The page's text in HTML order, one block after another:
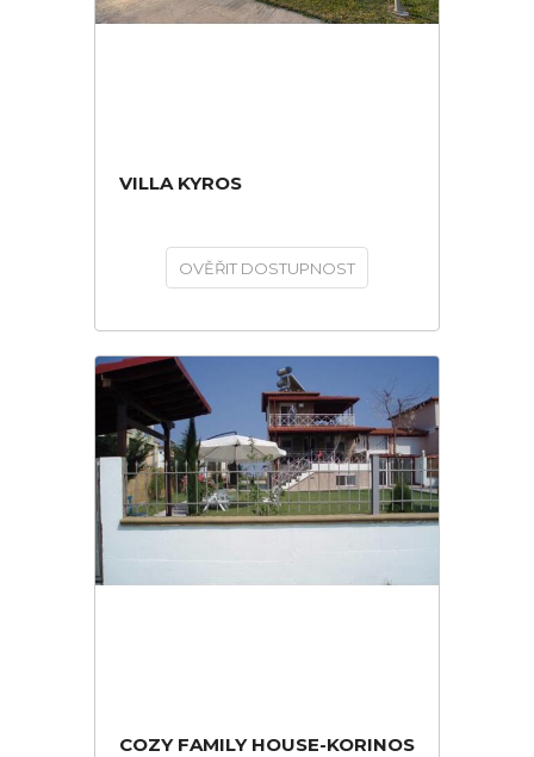
VILLA KYROS
OVĚŘIT DOSTUPNOST
COZY FAMILY HOUSE-KORINOS